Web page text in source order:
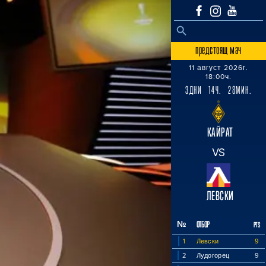
Search
SEARCH BUTTON
предстоящ мач
11 август 2026г.
18:00ч.
3ДНИ 14Ч. 28МИН.
КАЙРАТ
VS
ЛЕВСКИ
№ ОТБОР PTS
1 Левски
9
2
Лудогорец
9